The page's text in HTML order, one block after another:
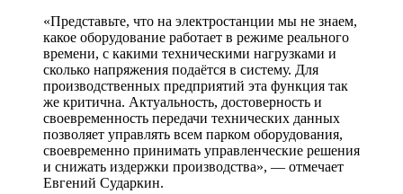
«Представьте, что на электростанции мы не знаем,
какое оборудование работает в режиме реального
времени, с какими техническими нагрузками и
сколько напряжения подаётся в систему. Для
производственных предприятий эта функция так
же критична. Актуальность, достоверность и
своевременность передачи технических данных
позволяет управлять всем парком оборудования,
своевременно принимать управленческие решения
и снижать издержки производства», — отмечает
Евгений Сударкин.